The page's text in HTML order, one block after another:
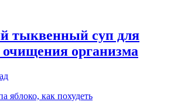
тыквенный суп для
очищения организма